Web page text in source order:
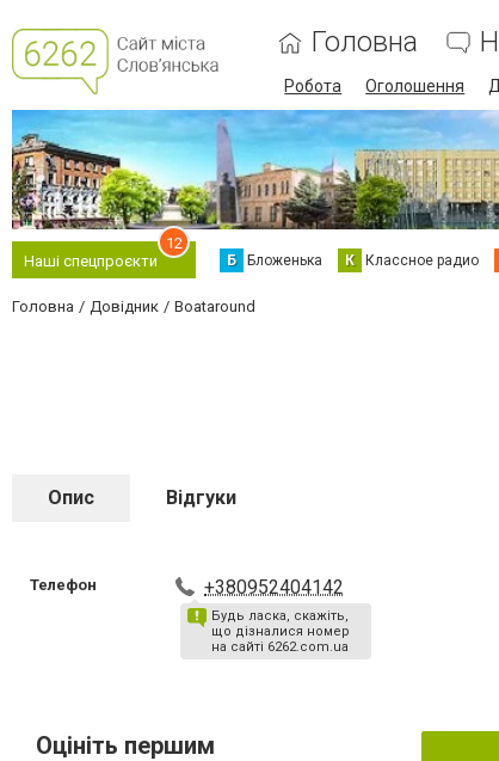
Головна
Робота Оголошення
Наші спецпроєкти
12
Б Бложенька К Классное радио
Головна Довідник Boataround
Опис Відгуки
Телефон +380952404142
Будь ласка, скажіть,
що дізналися номер
на сайті 6262.com.ua
Оцініть першим